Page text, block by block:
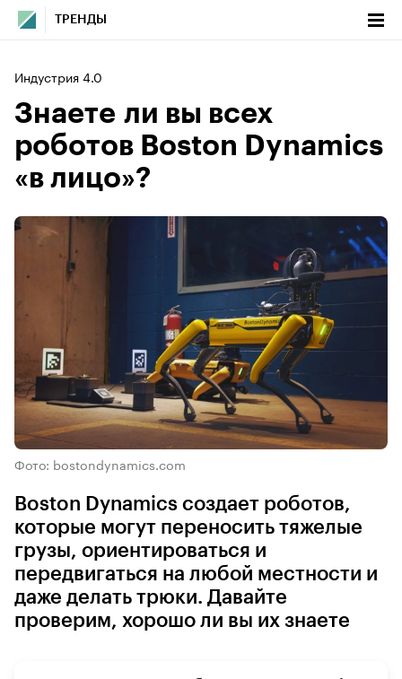
ТРЕНДЫ
Индустрия 4.0
Знаете ли вы всех
роботов Boston Dynamics
«в лицо»?
Фото: bostondynamics.com
Boston Dynamics создает роботов,
которые могут переносить тяжелые
грузы, ориентироваться и
передвигаться на любой местности и
даже делать трюки. Давайте
проверим, хорошо ли вы их знаете